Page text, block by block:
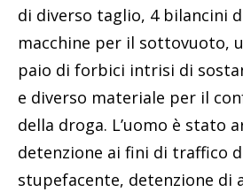
di diverso taglio, 4 bilancini
macchine per il sottovuoto,
paio di forbici intrisi di
e diverso materiale per il
della droga. L’uomo è stato
detenzione ai fini di traffico
stupefacente, detenzione di